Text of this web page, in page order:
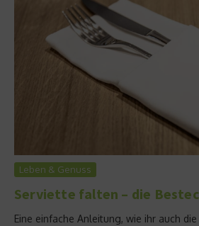
Leben & Genuss
Serviette falten – die
Eine einfache Anleitung, wie ihr auch